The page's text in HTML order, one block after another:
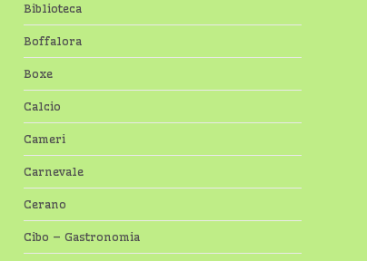
Biblioteca
Boffalora
Boxe
Calcio
Cameri
Carnevale
Cerano
Cibo – Gastronomia